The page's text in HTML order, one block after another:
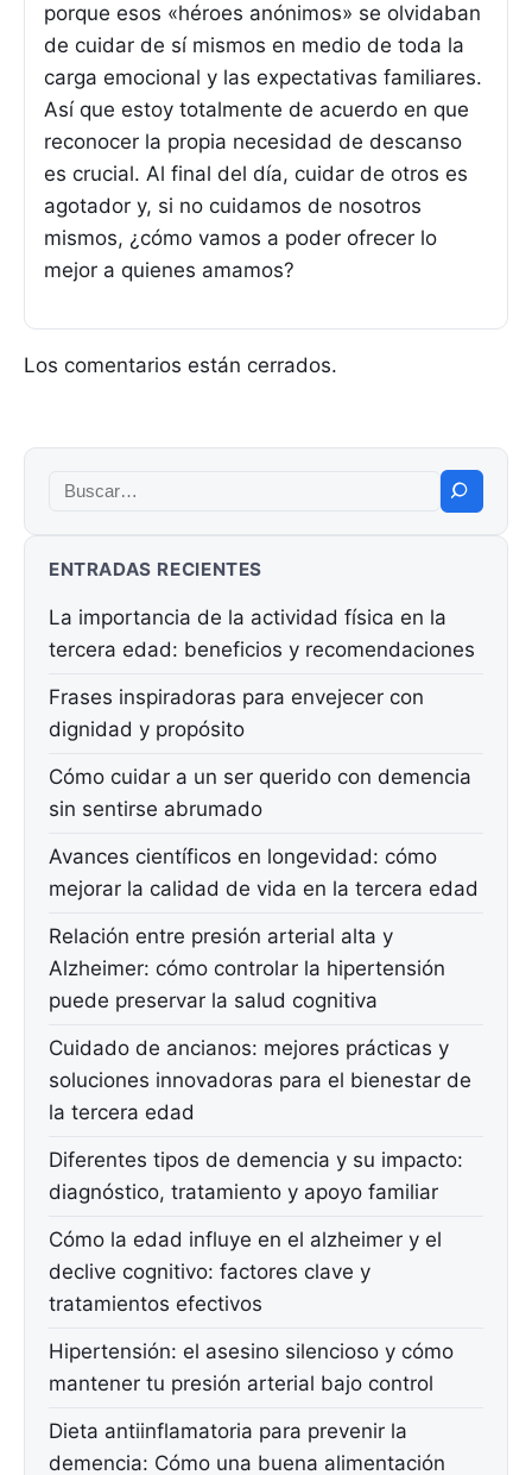
porque esos «héroes anónimos» se olvidaban
de cuidar de sí mismos en medio de toda la
carga emocional y las expectativas familiares.
Así que estoy totalmente de acuerdo en que
reconocer la propia necesidad de descanso
es crucial. Al final del día, cuidar de otros es
agotador y, si no cuidamos de nosotros
mismos, ¿cómo vamos a poder ofrecer lo
mejor a quienes amamos?
Los comentarios están cerrados.
Buscar:
ENTRADAS RECIENTES
La importancia de la actividad física en la
tercera edad: beneficios y recomendaciones
Frases inspiradoras para envejecer con
dignidad y propósito
Cómo cuidar a un ser querido con demencia
sin sentirse abrumado
Avances científicos en longevidad: cómo
mejorar la calidad de vida en la tercera edad
Relación entre presión arterial alta y
Alzheimer: cómo controlar la hipertensión
puede preservar la salud cognitiva
Cuidado de ancianos: mejores prácticas y
soluciones innovadoras para el bienestar de
la tercera edad
Diferentes tipos de demencia y su impacto:
diagnóstico, tratamiento y apoyo familiar
Cómo la edad influye en el alzheimer y el
declive cognitivo: factores clave y
tratamientos efectivos
Hipertensión: el asesino silencioso y cómo
mantener tu presión arterial bajo control
Dieta antiinflamatoria para prevenir la
demencia: Cómo una buena alimentación